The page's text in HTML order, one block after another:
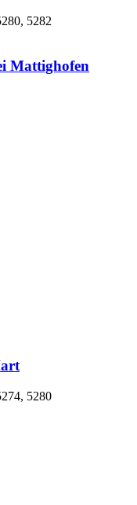
5282
Mattighofen
5280